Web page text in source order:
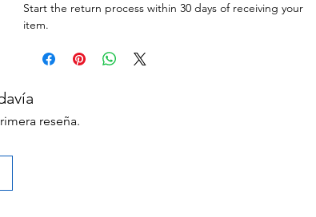
Start the return process within 30 days of receiving your
item.
reseña.